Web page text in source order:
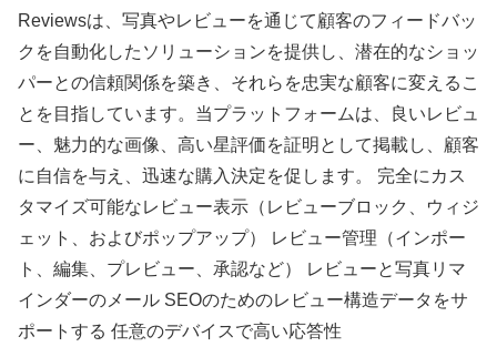
Reviewsは、写真やレビューを通じて顧客のフィードバッ
クを自動化したソリューションを提供し、潜在的なショッ
パーとの信頼関係を築き、それらを忠実な顧客に変えるこ
とを目指しています。当プラットフォームは、良いレビュ
ー、魅力的な画像、高い星評価を証明として掲載し、顧客
に自信を与え、迅速な購入決定を促します。 完全にカス
タマイズ可能なレビュー表示（レビューブロック、ウィジ
ェット、およびポップアップ） レビュー管理（インポー
ト、編集、プレビュー、承認など） レビューと写真リマ
インダーのメール SEOのためのレビュー構造データをサ
ポートする 任意のデバイスで高い応答性